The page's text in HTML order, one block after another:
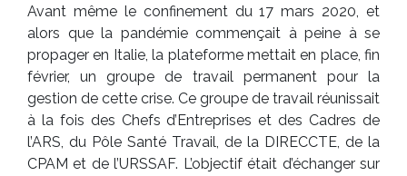
Avant même le confinement du 17 mars 2020, et
alors que la pandémie commençait à peine à se
propager en Italie, la plateforme mettait en place, fin
février, un groupe de travail permanent pour la
gestion de cette crise. Ce groupe de travail réunissait
à la fois des Chefs d’Entreprises et des Cadres de
l’ARS, du Pôle Santé Travail, de la DIRECCTE, de la
CPAM et de l’URSSAF. L’objectif était d’échanger sur